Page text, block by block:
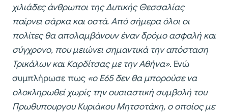
χιλιάδες άνθρωποι της Δυτικής Θεσσαλίας
παίρνει σάρκα και οστά. Από σήμερα όλοι οι
πολίτες θα απολαμβάνουν έναν δρόμο ασφαλή και
σύγχρονο, που μειώνει σημαντικά την απόσταση
Τρικάλων και Καρδίτσας με την Αθήνα». Ενώ
συμπλήρωσε πως «ο Ε65 δεν θα μπορούσε να
ολοκληρωθεί χωρίς την ουσιαστική συμβολή του
Πρωθυπουργου Κυριάκου Μητσοτάκη, ο οποίος με